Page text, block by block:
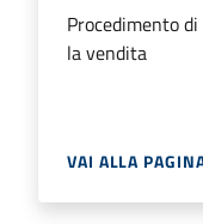
Procedimento
la vendita
VAI ALLA